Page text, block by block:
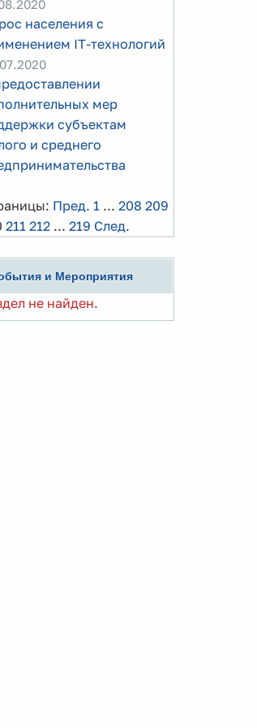
населения с
IT-технологий
мер
субъектам
и среднего
Пред. 1 ... 208 209
211 212 ... 219 След.
и Мероприятия
не найден.